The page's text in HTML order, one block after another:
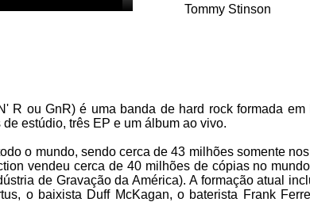
Tommy Stinson
R ou GnR) é uma banda de hard rock formada em
estúdio, três EP e um álbum ao vivo.
o mundo, sendo cerca de 43 milhões somente
vendeu cerca de 40 milhões de cópias no
de Gravação da América). A formação atual
o baixista Duff McKagan, o baterista Frank